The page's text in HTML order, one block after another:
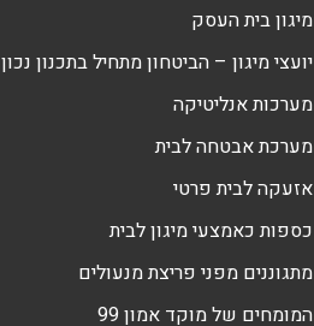
מיגון בית העסק
יועצי מיגון – הביטחון מתחיל בתכנון נכון
מערכות אנליטיקה
מערכת אבטחה לבית
אזעקה לבית פרטי
כספות כאמצעי מיגון לבית
מתגוננים מפני פריצת מנעולים
המומחים של מוקד אמון 99